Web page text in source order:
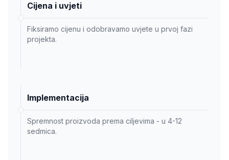
Cijena i uvjeti
Fiksiramo cijenu i odobravamo uvjete u prvoj fazi
projekta.
Implementacija
Spremnost proizvoda prema ciljevima - u 4-12
sedmica.